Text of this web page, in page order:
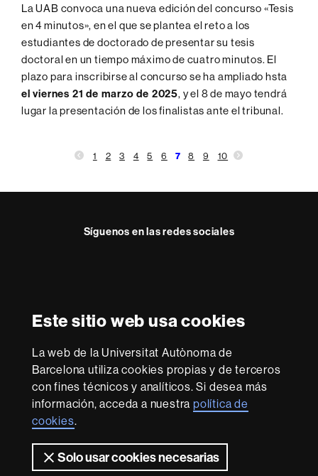
Este sitio web usa cookies
La web de la Universitat Autònoma de
Barcelona utiliza cookies propias y de terceros
con fines técnicos y analíticos. Si desea más
información, acceda a nuestrapolítica de
cookies.
Solo usar cookies necesarias
La UAB convoca una nueva edición del concurso «Tesis
en 4 minutos», en el que se plantea el reto a los
estudiantes de doctorado de presentar su tesis
doctoral en un tiempo máximo de cuatro minutos. El
plazo para inscribirse al concurso se ha ampliado hsta
el viernes 21 de marzo de 2025, y el 8 de mayo tendrá
lugar la presentación de los finalistas ante el tribunal.
1 2 3 4 5 6 7 8 9 10
Síguenos en las redes sociales
Excellence
Research
-
Euraxess
Con la financiación de
Sobre
esta
web Aviso legal Protección de datos